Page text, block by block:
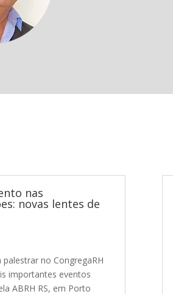
nas
novas lentes de
palestrar no CongregaRH
importantes eventos
ABRH RS, em Porto